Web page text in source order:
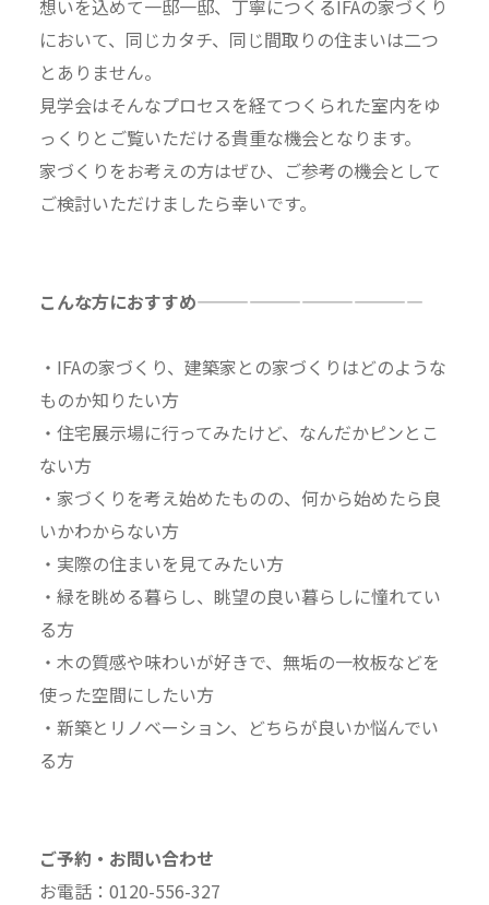
想いを込めて一邸一邸、丁寧につくるIFAの家づくり
において、同じカタチ、同じ間取りの住まいは二つ
とありません。
見学会はそんなプロセスを経てつくられた室内をゆ
っくりとご覧いただける貴重な機会となります。
家づくりをお考えの方はぜひ、ご参考の機会として
ご検討いただけましたら幸いです。
こんな方におすすめ—————————————
・IFAの家づくり、建築家との家づくりはどのような
ものか知りたい方
・住宅展示場に行ってみたけど、なんだかピンとこ
ない方
・家づくりを考え始めたものの、何から始めたら良
いかわからない方
・実際の住まいを見てみたい方
・緑を眺める暮らし、眺望の良い暮らしに憧れてい
る方
・木の質感や味わいが好きで、無垢の一枚板などを
使った空間にしたい方
・新築とリノベーション、どちらが良いか悩んでい
る方
ご予約・お問い合わせ
お電話：0120-556-327